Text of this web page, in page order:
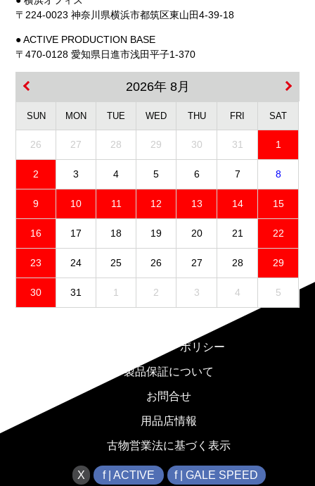
〒224-0023 神奈川県横浜市都筑区東山田4-39-18
● ACTIVE PRODUCTION BASE
〒470-0128 愛知県日進市浅田平子1-370
2026年 8月
SUN MON TUE WED THU FRI SAT
26 27 28 29 30 31 1
2 3 4 5 6 7 8
9 10 11 12 13 14 15
16 17 18 19 20 21 22
23 24 25 26 27 28 29
30 31 1 2 3 4 5
プライバシーポリシー
製品保証について
お問合せ
用品店情報
古物営業法に基づく表示
X f | ACTIVE f | GALE SPEED